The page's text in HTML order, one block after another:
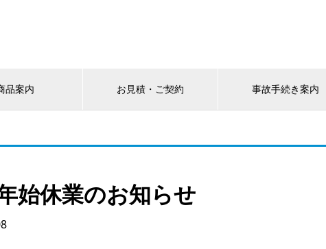
品案内 お見積・ご契約 事故手続き案内
始休業のお知らせ